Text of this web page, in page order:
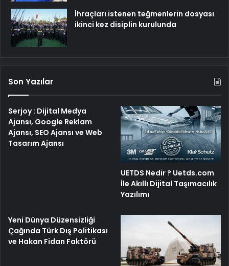
İhraçları istenen teğmenlerin dosyası
ikinci kez disiplin kurulunda
Son Yazılar
Serjoy : Dijital Medya
Ajansı, Google Reklam
Ajansı, SEO Ajansı ve Web
Tasarım Ajansı
UETDS Nedir ? Uetds.com
İle Akıllı Dijital Taşımacılık
Yazılımı
Yeni Dünya Düzensizliği
Çağında Türk Dış Politikası
ve Hakan Fidan Faktörü